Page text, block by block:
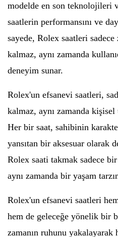
modelde en son teknolojileri
saatlerin performansını ve
sayede, Rolex saatleri
kalmaz, aynı zamanda
deneyim sunar.
Rolex'un efsanevi saatleri,
kalmaz, aynı zamanda kişisel
Her bir saat, sahibinin
yansıtan bir aksesuar olarak
Rolex saati takmak sadece
aynı zamanda bir yaşam
Rolex'un efsanevi saatleri
hem de geleceğe yönelik bir
zamanın ruhunu